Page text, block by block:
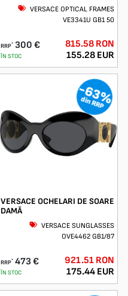
VERSACE OPTICAL FRAMES
VE3341U GB1 50
RRP* 300 €
ÎN STOC
815.58 RON
155.28 EUR
-63%
din RRP
VERSACE OCHELARI DE SOARE
DAMĂ
VERSACE SUNGLASSES
OVE4462 GB1/87
RRP* 473 €
ÎN STOC
921.51 RON
175.44 EUR